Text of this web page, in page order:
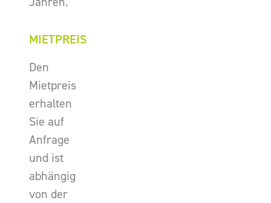
MIETPREIS
Den
Mietpreis
erhalten
Sie auf
Anfrage
und ist
abhängig
von der